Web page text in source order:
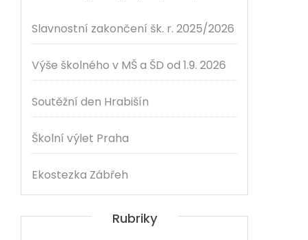
Slavnostní zakončení šk. r. 2025/2026
Výše školného v MŠ a ŠD od 1.9. 2026
Soutěžní den Hrabišín
Školní výlet Praha
Ekostezka Zábřeh
Rubriky